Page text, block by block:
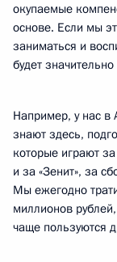
окупаемые
основе. Если мы
заниматься и
будет
Например, у нас
знают здесь,
которые играют
и за «Зенит», за
Мы ежегодно
миллионов
чаще пользуются